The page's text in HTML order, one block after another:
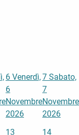
6 Venerdì,
6
Novembre
2026
7 Sabato,
7
Novembre
2026
13
14